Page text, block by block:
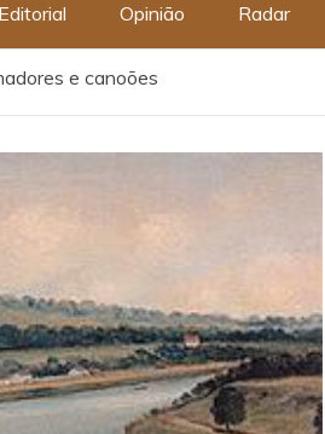
Editorial Opinião Radar
e canoões